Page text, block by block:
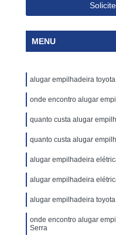
MENU
alugar empilhadeira
onde encontro alugar
quanto custa alugar
quanto custa alugar
alugar empilhadeira
alugar empilhadeira
alugar empilhadeira
onde encontro alugar
Serra